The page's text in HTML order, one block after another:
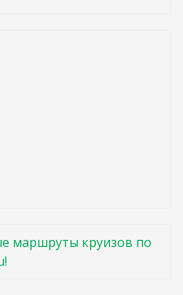
маршруты круизов по